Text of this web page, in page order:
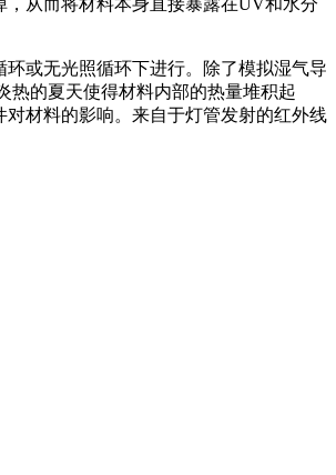
从而将材料本身直接暴露在UV和水分
或无光照循环下进行。除了模拟湿气导
热的夏天使得材料内部的热量堆积起
材料的影响。来自于灯管发射的红外线